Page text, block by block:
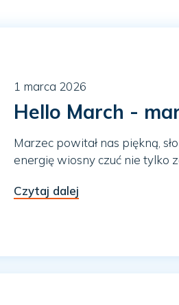
1 marca 2026
Hello March -
Marzec powitał nas piękną,
energię wiosny czuć nie tylko
Czytaj dalej